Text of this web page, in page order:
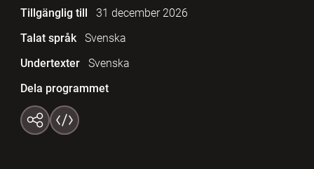
Tillgänglig till
31 december 2026
Talat språk
Svenska
Undertexter
Svenska
Dela programmet